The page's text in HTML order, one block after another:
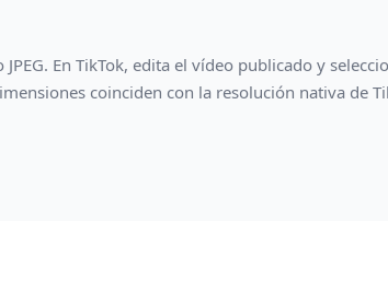
En TikTok, edita el vídeo publicado y
coinciden con la resolución nativa de